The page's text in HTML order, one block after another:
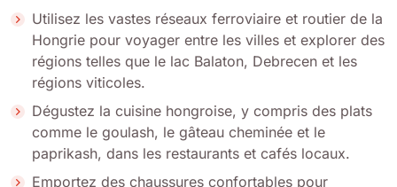
Utilisez les vastes réseaux ferroviaire et routier de la
Hongrie pour voyager entre les villes et explorer des
régions telles que le lac Balaton, Debrecen et les
régions viticoles.
Dégustez la cuisine hongroise, y compris des plats
comme le goulash, le gâteau cheminée et le
paprikash, dans les restaurants et cafés locaux.
Emportez des chaussures confortables pour